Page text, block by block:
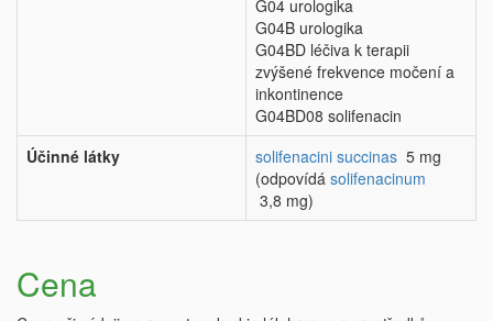
G04 urologika
G04B urologika
G04BD léčiva k terapii
zvýšené frekvence močení a
inkontinence
G04BD08 solifenacin
Účinné látky
solifenacini succinas 5 mg
(odpovídá solifenacinum
3,8 mg)
Cena